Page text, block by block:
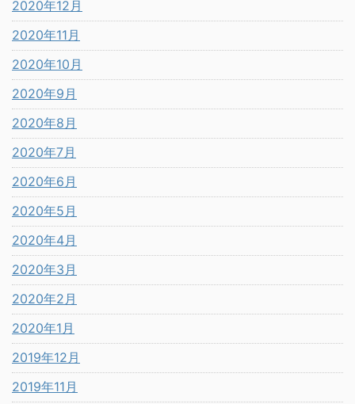
2020年12月
2020年11月
2020年10月
2020年9月
2020年8月
2020年7月
2020年6月
2020年5月
2020年4月
2020年3月
2020年2月
2020年1月
2019年12月
2019年11月